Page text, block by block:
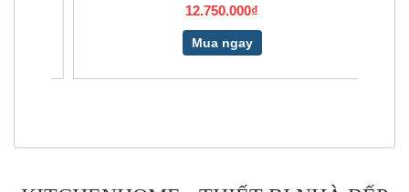
12.750.000₫
Mua ngay